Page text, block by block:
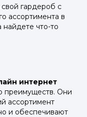
гардероб с
ассортимента в
что-то
интернет
преимуществ. Они
ассортимент
и обеспечивают